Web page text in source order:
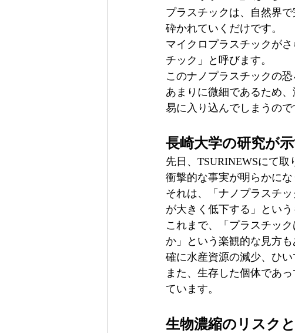
プラスチックは、自然界
砕かれていくだけです。
マイクロプラスチックが
チック」と呼びます。
このナノプラスチックの
あまりに微細であるため
易に入り込んでしまうので
長崎大学の研究が
先日、TSURINEWSにて
衝撃的な事実が明らかにな
それは、「ナノプラスチ
が大きく低下する」という
これまで、「プラスチッ
か」という楽観的な見方
確に水産資源の減少、ひ
また、生存した個体であ
ています。
生物濃縮のリスク